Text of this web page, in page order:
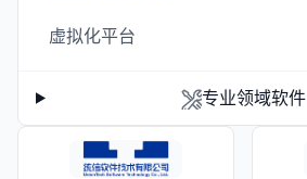
虚拟化平台
专业领域软件